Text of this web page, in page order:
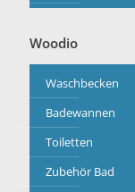
Woodio
Waschbecken
Badewannen
Toiletten
Zubehör Bad